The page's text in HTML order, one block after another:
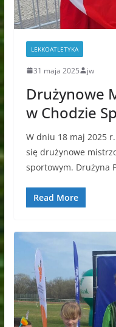
LEKKOATLETYKA
31 maja 2025 jw
Drużynowe
w Chodzie
W dniu 18 maj 2025
się drużynowe
sportowym. Drużyna
Read More